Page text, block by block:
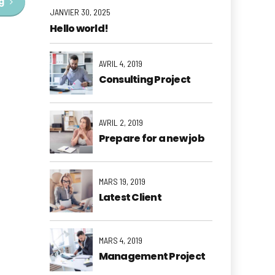
JANVIER 30, 2025
Hello world!
AVRIL 4, 2019
Consulting Project
AVRIL 2, 2019
Prepare for a new job
MARS 19, 2019
Latest Client
MARS 4, 2019
Management Project